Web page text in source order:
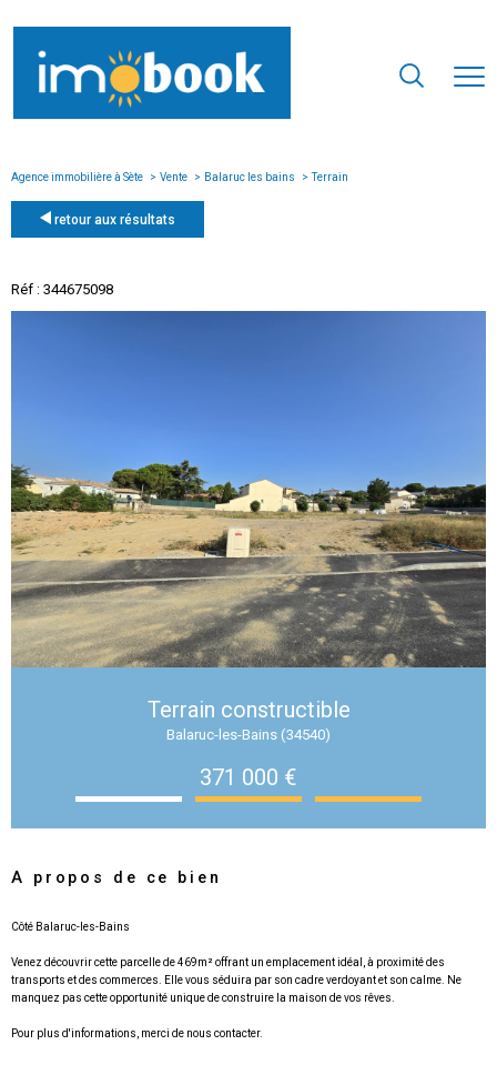
Agence immobilière à Sète Vente Balaruc les bains Terrain
retour aux résultats
Réf : 344675098
Terrain constructible
Balaruc-les-Bains (34540)
371 000 €
A propos de ce bien
Côté Balaruc-les-Bains
Venez découvrir cette parcelle de 469m² offrant un emplacement idéal, à proximité des
transports et des commerces. Elle vous séduira par son cadre verdoyant et son calme. Ne
manquez pas cette opportunité unique de construire la maison de vos rêves.
Pour plus d'informations, merci de nous contacter.